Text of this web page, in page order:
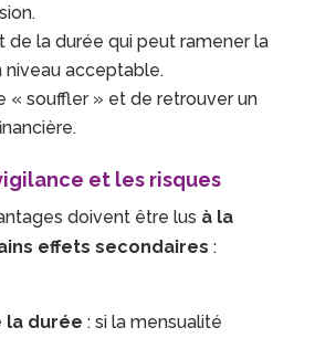
de la durée qui peut ramener la
niveau acceptable.
« souffler » et de retrouver un
et les risques
doivent être lus à la
effets secondaires :
la durée : si la mensualité